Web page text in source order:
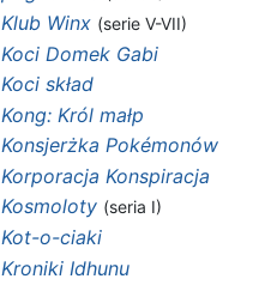
Klub Winx (serie V-VII)
Koci Domek Gabi
Koci skład
Kong: Król małp
Konsjerżka Pokémonów
Korporacja Konspiracja
Kosmoloty (seria I)
Kot-o-ciaki
Kroniki Idhunu